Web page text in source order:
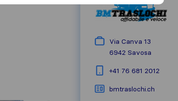
Via Canva 13
6942 Savosa
+41 76 681 2012
bmtraslochi.ch